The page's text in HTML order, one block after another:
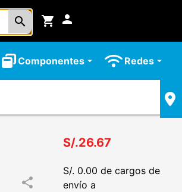
search shopping_cart person
Componentesarrow_drop_down Redes arrow_drop_down
share
S/.26.67
S/. 0.00 de cargos de
envío a